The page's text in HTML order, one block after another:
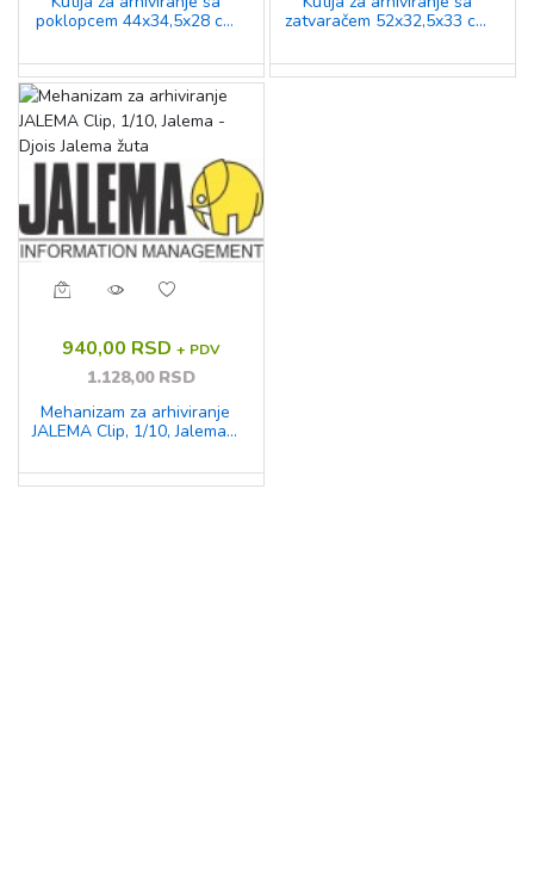
poklopcem 44x34,5x28 cm
zatvaračem 52x32,5x33 cm
940,00 RSD + PDV
1.128,00 RSD
Mehanizam za arhiviranje
JALEMA Clip, 1/10, Jalema -